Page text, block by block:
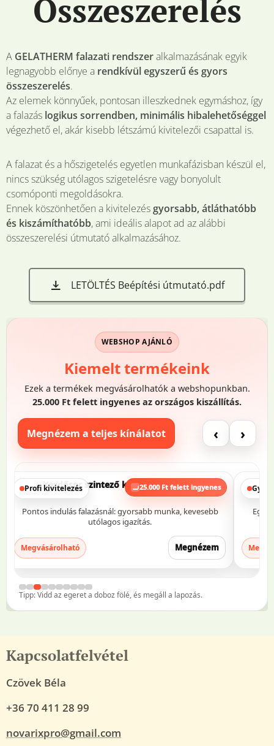
Összeszerelés
A GELATHERM falazati rendszeralkalmazásának egyik
legnagyobb előnye a rendkívül egyszerű és gyors
összeszerelés.
Az elemek könnyűek, pontosan illeszkednek egymáshoz, így
a falazás logikus sorrendben, minimális hibalehetőséggel
végezhető el, akár kisebb létszámú kivitelezői csapattal is.
A falazat és a hőszigetelés egyetlen munkafázisban készül el,
nincs szükség utólagos szigetelésre vagy bonyolult
csomóponti megoldásokra.
Ennek köszönhetően a kivitelezésgyorsabb, átláthatóbb
és kiszámíthatóbb, ami ideális alapot ad az alábbi
összeszerelési útmutató alkalmazásához.
LETÖLTÉS Beépítési útmutató.pdf
WEBSHOP AJÁNLÓ
Kiemelt termékeink
Ezek a termékek megvásárolhatók a webshopunkban.
25.000 Ft felett ingyenes az országos kiszállítás.
Megnézem a teljes kínálatot ‹ ›
Gyors megoldás 25.000 Ft felett ingyenes
Esővíz elvezető tömlő – lefolyócső helyett
Egyszerű vízelvezetés, amikor gyorsan kell praktikus
alternatíva.
Megvásárolható Megnézem
Eresz
Tipp: Vidd az egeret a doboz fölé, és megáll a lapozás.
Kapcsolatfelvétel
Czövek Béla
+36 70 411 28 99
novarixpro@gmail.com